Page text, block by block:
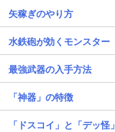
矢稼ぎのやり方
水鉄砲が効くモンスター
最強武器の入手方法
「神器」の特徴
「ドスコイ」と「デッ怪」